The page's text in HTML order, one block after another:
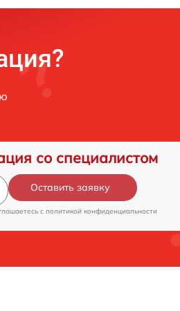
со специалистом
Оставить заявку
c политикой конфиденциальности